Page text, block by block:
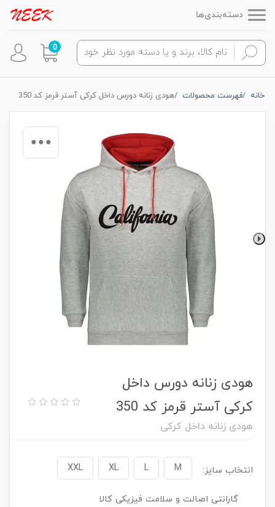
دسته‌بندی‌ها
0
خانه فهرست محصولات هودی زنانه دورس داخل کرکی آستر قرمز کد 350
هودی زنانه دورس داخل
کرکی آستر قرمز کد 350
هودی زنانه داخل کرکی
انتخاب سایز: M
L
XL
XXL
گارانتی اصالت و سلامت فیزیکی کالا